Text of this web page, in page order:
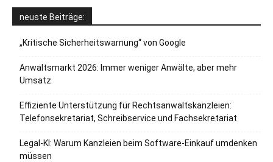
neuste Beiträge:
„Kritische Sicherheitswarnung“ von Google
Anwaltsmarkt 2026: Immer weniger Anwälte, aber mehr
Umsatz
Effiziente Unterstützung für Rechtsanwaltskanzleien:
Telefonsekretariat, Schreibservice und Fachsekretariat
Legal-KI: Warum Kanzleien beim Software-Einkauf umdenken
müssen